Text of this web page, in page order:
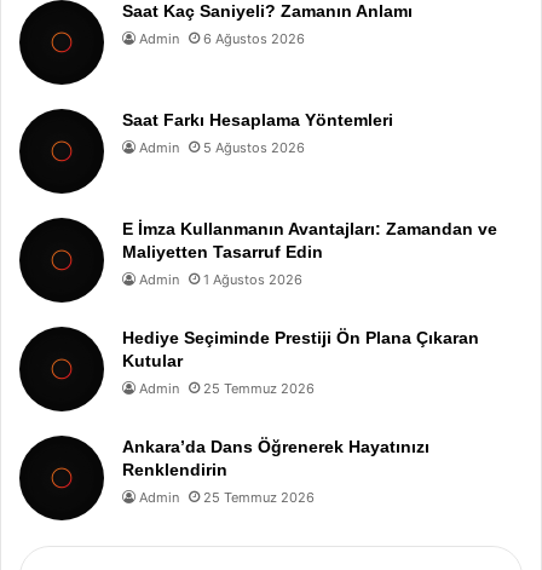
Saat Kaç Saniyeli? Zamanın Anlamı
Admin 6 Ağustos 2026
Saat Farkı Hesaplama Yöntemleri
Admin 5 Ağustos 2026
E İmza Kullanmanın Avantajları: Zamandan ve
Maliyetten Tasarruf Edin
Admin 1 Ağustos 2026
Hediye Seçiminde Prestiji Ön Plana Çıkaran
Kutular
Admin 25 Temmuz 2026
Ankara’da Dans Öğrenerek Hayatınızı
Renklendirin
Admin 25 Temmuz 2026